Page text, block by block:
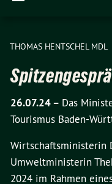
THOMAS HENTSCHEL MDL
26.07.24 – Das
Tourismus Baden-
Wirtschaftsministerin
Umweltministerin
2024 im Rahmen